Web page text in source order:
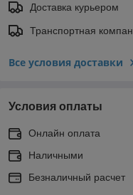
Доставка курьером
Транспортная
Все условия доставки
Условия оплаты
Онлайн оплата
Наличными
Безналичный расчет